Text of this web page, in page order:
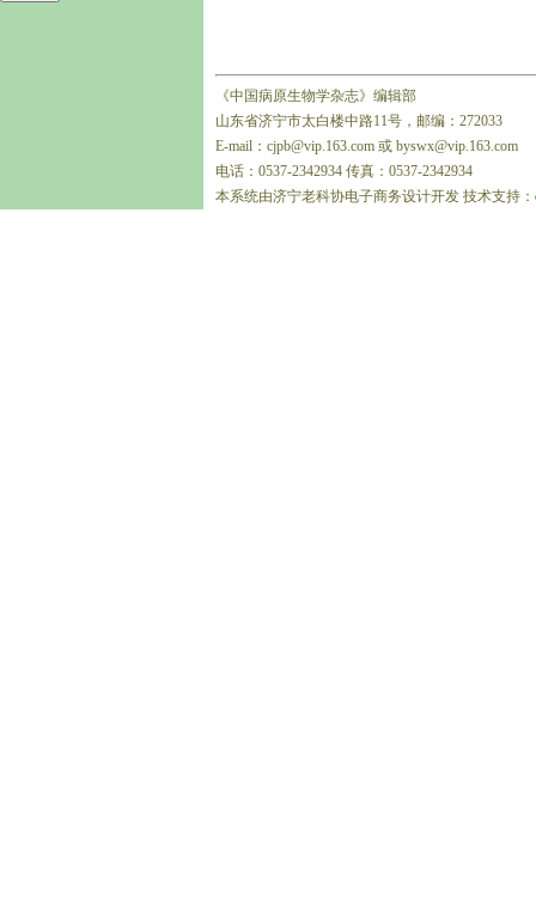
《中国病原生物学杂志》编辑部
山东省济宁市太白楼中路11号，邮编：272033
E-mail：cjpb@vip.163.com 或 byswx@vip.163.com
电话：0537-2342934 传真：0537-2342934
本系统由济宁老科协电子商务设计开发 技术支持：